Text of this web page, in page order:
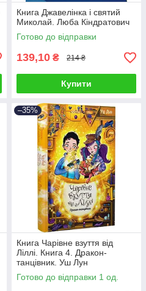
Книга Джавелінка і святий
Миколай. Люба Кіндратович
Готово до відправки
139,10 ₴ 214 ₴
Купити
–35%
Книга Чарівне взуття від
Ліллі. Книга 4. Дракон-
танцівник. Уш Лун
Готово до відправки 1 од.